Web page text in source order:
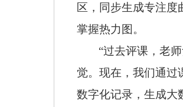
区，同步生成专注度
掌握热力图。
“过去评课，老
觉。现在，我们通过
数字化记录，生成大